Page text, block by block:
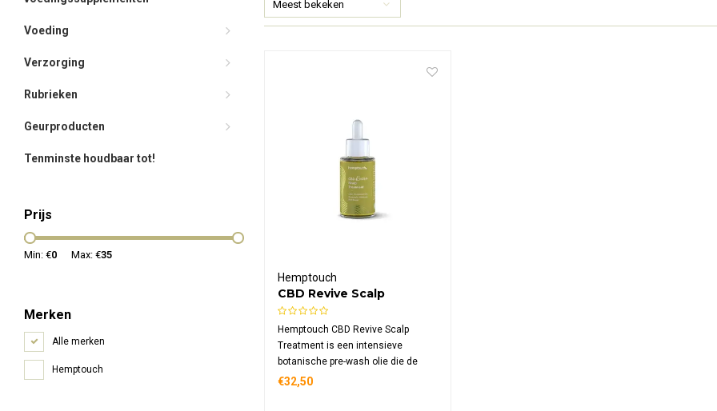
Voeding
Verzorging
Rubrieken
Geurproducten
Tenminste houdbaar tot!
Prijs
Min: €0 Max: €35
Merken
Alle merken
Hemptouch
Meest bekeken
Hemptouch
CBD Revive Scalp
Treatment
Hemptouch CBD Revive Scalp
Treatment is een intensieve
botanische pre-wash olie die de
hoofdhuid kalmeert, hydrateert en
€32,50